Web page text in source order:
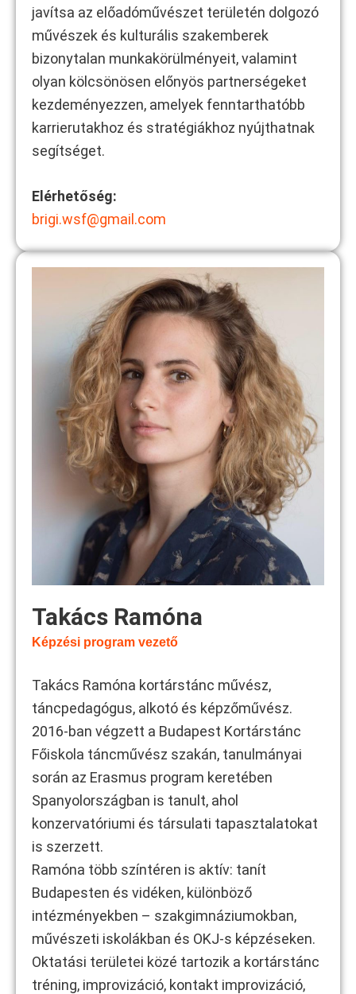
javítsa az előadóművészet területén dolgozó
művészek és kulturális szakemberek
bizonytalan munkakörülményeit, valamint
olyan kölcsönösen előnyös partnerségeket
kezdeményezzen, amelyek fenntarthatóbb
karrierutakhoz és stratégiákhoz nyújthatnak
segítséget.
Elérhetőség:
brigi.wsf@gmail.com
Takács Ramóna
Képzési program vezető
Takács Ramóna kortárstánc művész,
táncpedagógus, alkotó és képzőművész.
2016-ban végzett a Budapest Kortárstánc
Főiskola táncművész szakán, tanulmányai
során az Erasmus program keretében
Spanyolországban is tanult, ahol
konzervatóriumi és társulati tapasztalatokat
is szerzett.
Ramóna több színtéren is aktív: tanít
Budapesten és vidéken, különböző
intézményekben – szakgimnáziumokban,
művészeti iskolákban és OKJ-s képzéseken.
Oktatási területei közé tartozik a kortárstánc
tréning, improvizáció, kontakt improvizáció,